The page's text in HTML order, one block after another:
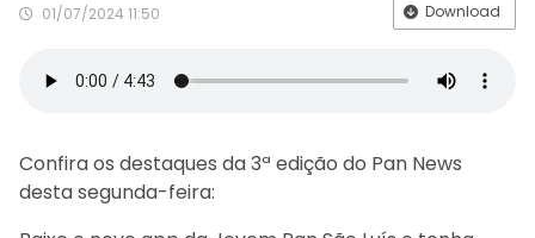
01/07/2024 11:50 Download
Confira os destaques da 3ª edição do Pan News
desta segunda-feira: